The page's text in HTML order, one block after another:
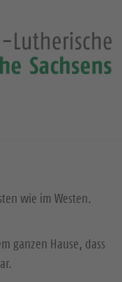
wie im Westen.
ganzen Hause, dass